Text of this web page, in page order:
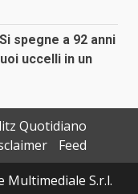
spegne a 92 anni
uccelli in un
Quotidiano
Feed
Multimediale S.r.l.